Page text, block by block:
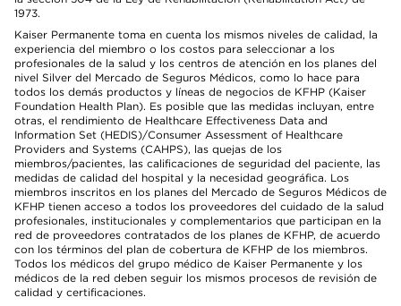
1973.
Kaiser Permanente toma en cuenta los mismos niveles de calidad, la
experiencia del miembro o los costos para seleccionar a los
profesionales de la salud y los centros de atención en los planes del
nivel Silver del Mercado de Seguros Médicos, como lo hace para
todos los demás productos y líneas de negocios de KFHP (Kaiser
Foundation Health Plan). Es posible que las medidas incluyan, entre
otras, el rendimiento de Healthcare Effectiveness Data and
Information Set (HEDIS)/Consumer Assessment of Healthcare
Providers and Systems (CAHPS), las quejas de los
miembros/pacientes, las calificaciones de seguridad del paciente, las
medidas de calidad del hospital y la necesidad geográfica. Los
miembros inscritos en los planes del Mercado de Seguros Médicos de
KFHP tienen acceso a todos los proveedores del cuidado de la salud
profesionales, institucionales y complementarios que participan en la
red de proveedores contratados de los planes de KFHP, de acuerdo
con los términos del plan de cobertura de KFHP de los miembros.
Todos los médicos del grupo médico de Kaiser Permanente y los
médicos de la red deben seguir los mismos procesos de revisión de
calidad y certificaciones.